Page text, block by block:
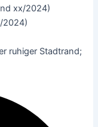
xx/2024)
2024)
ruhiger Stadtrand;